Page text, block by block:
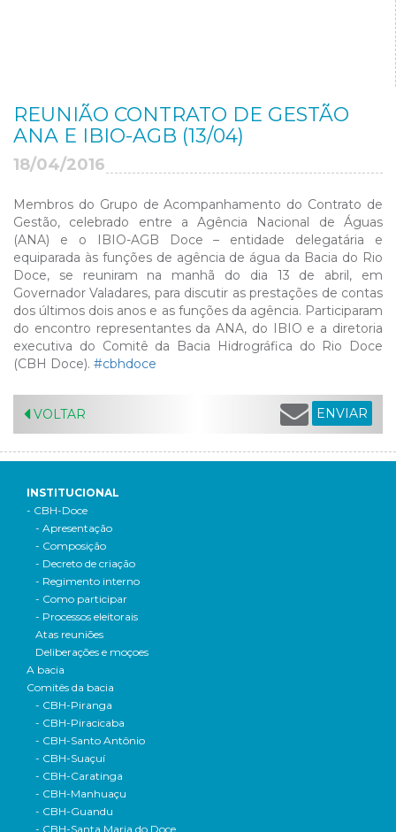
REUNIÃO CONTRATO DE GESTÃO
ANA E IBIO-AGB (13/04)
18/04/2016
Membros do Grupo de Acompanhamento do Contrato de
Gestão, celebrado entre a Agência Nacional de Águas
(ANA) e o IBIO-AGB Doce – entidade delegatária e
equiparada às funções de agência de água da Bacia do Rio
Doce, se reuniram na manhã do dia 13 de abril, em
Governador Valadares, para discutir as prestações de contas
dos últimos dois anos e as funções da agência. Participaram
do encontro representantes da ANA, do IBIO e a diretoria
executiva do Comitê da Bacia Hidrográfica do Rio Doce
(CBH Doce). ‪#‎cbhdoce
VOLTAR ENVIAR
INSTITUCIONAL
- CBH-Doce
- Apresentação
- Composição
- Decreto de criação
- Regimento interno
- Como participar
- Processos eleitorais
Atas reuniões
Deliberações e moçoes
A bacia
Comitês da bacia
- CBH-Piranga
- CBH-Piracicaba
- CBH-Santo Antônio
- CBH-Suaçuí
- CBH-Caratinga
- CBH-Manhuaçu
- CBH-Guandu
- CBH-Santa Maria do Doce